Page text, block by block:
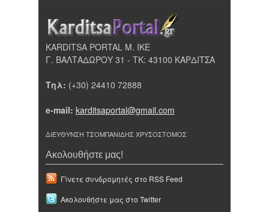
KARDITSA PORTAL Μ. ΙΚΕ
Γ. ΒΑΛΤΑΔΩΡΟΥ 31 - ΤΚ: 43100 ΚΑΡΔΙΤΣΑ
Τηλ: (+30) 24410 72888
e-mail: karditsaportal@gmail.com
ΔΙΕΥΘΥΝΣΗ ΤΣΟΜΠΑΝΙΔΗΣ ΧΡΥΣΟΣΤΟΜΟΣ
Ακολουθήστε μας!
Γίνετε συνδρομητές στο RSS Feed
Ακολουθήστε μας στο Twitter